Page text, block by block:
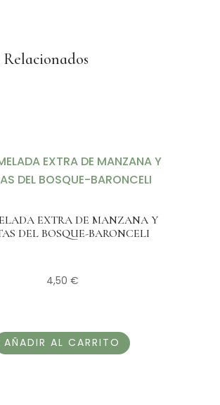
EXTRA DE MANZANA Y
DEL BOSQUE-BARONCELI
4,50 €
AÑADIR AL CARRITO